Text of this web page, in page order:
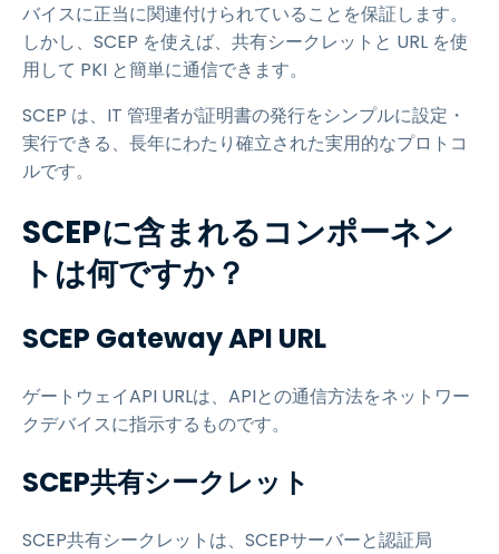
バイスに正当に関連付けられていることを保証します。
しかし、SCEP を使えば、共有シークレットと URL を使
用して PKI と簡単に通信できます。
SCEP は、IT 管理者が証明書の発行をシンプルに設定・
実行できる、長年にわたり確立された実用的なプロトコ
ルです。
SCEPに含まれるコンポーネン
トは何ですか？
SCEP Gateway API URL
ゲートウェイAPI URLは、APIとの通信方法をネットワー
クデバイスに指示するものです。
SCEP共有シークレット
SCEP共有シークレットは、SCEPサーバーと認証局